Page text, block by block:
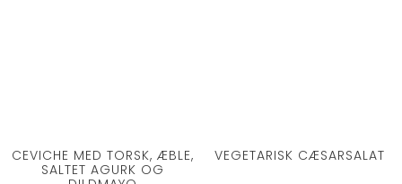
CEVICHE MED TORSK, ÆBLE,
SALTET AGURK OG
VEGETARISK CÆSARSALAT